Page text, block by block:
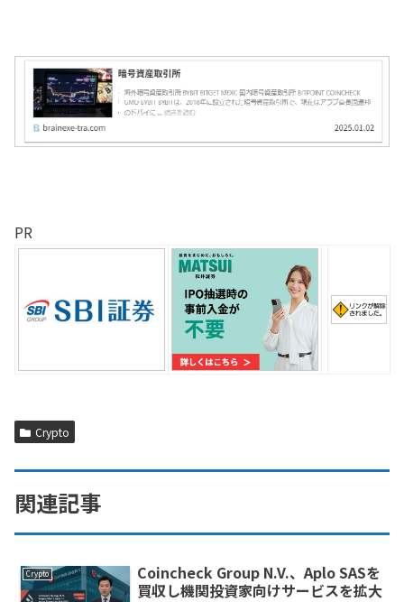
PR
Crypto
関連記事
Crypto
Coincheck Group N.V.、Aplo SASを
買収し機関投資家向けサービスを拡大